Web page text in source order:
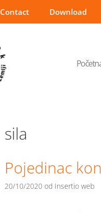
Contact Download
sila
Pojedinac
20/10/2020 od Insertio web